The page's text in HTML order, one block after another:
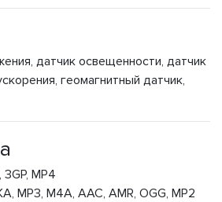
датчик освещенности, датчик
геомагнитный датчик,
MP4
MP3, M4A, AAC, AMR, OGG, MP2